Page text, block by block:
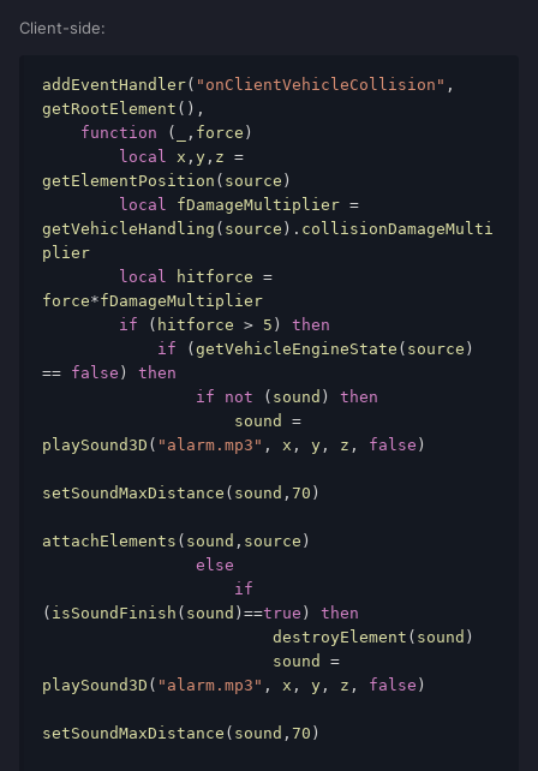
Client-side:
addEventHandler( "onClientVehicleCollision" ,
getRootElement (),
function
( , force )
local x , y , z =
getElementPosition ( source )
local fDamageMultiplier =
getVehicleHandling ( source ). collisionDamageMulti
plier
local hitforce =
force*fDamageMultiplier
if
( hitforce > 5 )
then
if
( getVehicleEngineState ( source )
== false )
then
if
not ( sound )
then
                    sound
=
playSound3D ( "alarm.mp3" , x , y , z , false )
setSoundMaxDistance ( sound , 70 )
attachElements ( sound , source )
else
if
( isSoundFinish ( sound )==true )
then
                        destroyElement
( sound )
                        sound
=
playSound3D ( "alarm.mp3" , x , y , z , false )
setSoundMaxDistance ( sound , 70 )